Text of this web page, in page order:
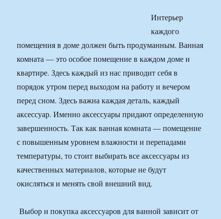
Интерьер
каждого
помещения в доме должен быть продуманным. Ванная
комната — это особое помещение в каждом доме и
квартире. Здесь каждый из нас приводит себя в
порядок утром перед выходом на работу и вечером
перед сном. Здесь важна каждая деталь, каждый
аксессуар. Именно аксессуары придают определенную
завершенность. Так как ванная комната — помещение
с повышенным уровнем влажности и перепадами
температуры, то стоит выбирать все аксессуары из
качественных материалов, которые не будут
окисляться и менять свой внешний вид.
Выбор и покупка аксессуаров для ванной зависит от